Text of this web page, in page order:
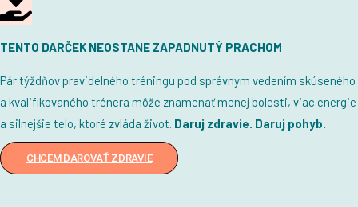
TENTO DARČEK NEOSTANE ZAPADNUTÝ PRACHOM
Pár týždňov pravidelného tréningu pod správnym vedením skúseného
a kvalifikovaného trénera môže znamenať menej bolesti, viac energie
a silnejšie telo, ktoré zvláda život. Daruj zdravie. Daruj pohyb.
CHCEM DAROVAŤ ZDRAVIE